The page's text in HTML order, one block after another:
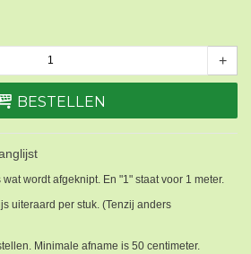
+
BESTELLEN
wordt afgeknipt. En "1" staat voor 1 meter.
uiteraard per stuk. (Tenzij anders
Minimale afname is 50 centimeter.